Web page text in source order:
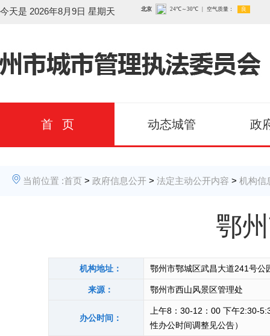
今天是 2026年8月9日 星期天
首 页 动态城管 政
当前位置 :首页 > 政府信息公开 > 法定主动公开内容 > 机构信
鄂
机构地址： 鄂州市鄂城区武昌大道241号公
来源： 鄂州市西山风景区管理处
办公时间：
上午8：30-12：00 下午2:30-
性办公时间调整见公告）